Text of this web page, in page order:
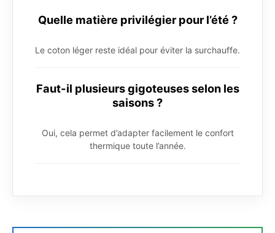
Quelle matière privilégier pour l’été ?
Le coton léger reste idéal pour éviter la surchauffe.
Faut-il plusieurs gigoteuses selon les
saisons ?
Oui, cela permet d’adapter facilement le confort
thermique toute l’année.